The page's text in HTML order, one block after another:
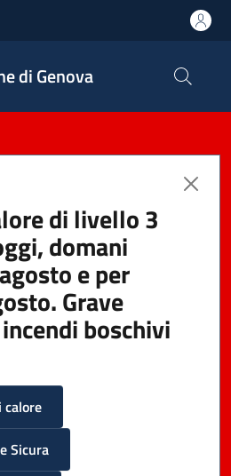
di Genova
di livello 3
domani
e per
Grave
boschivi
calore
Sicura